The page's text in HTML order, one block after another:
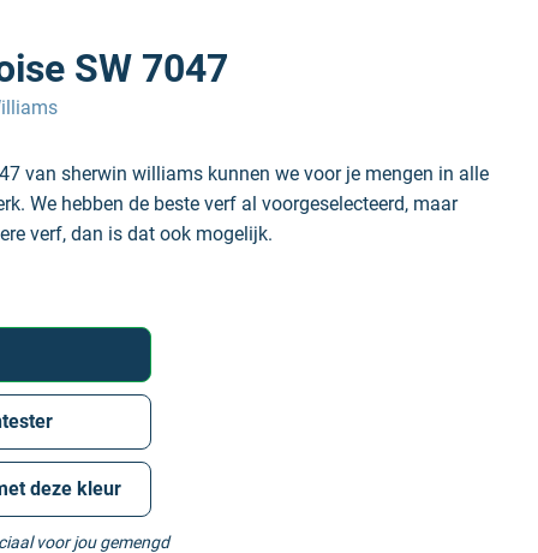
SW 7047
van sherwin williams kunnen we voor je mengen in alle
We hebben de beste verf al voorgeselecteerd, maar
verf, dan is dat ook mogelijk.
deze kleur
voor jou gemengd